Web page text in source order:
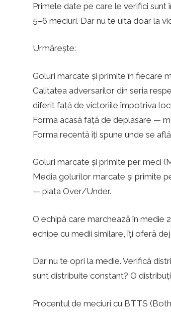
p
e
f
o
t
b
a
l
Primele date pe care le verifici
5–6 meciuri. Dar nu te uita doar la
Urmărește:
Goluri marcate și primite în fiecare
Calitatea adversarilor din seria
diferit față de victoriile împotriva
Forma acasă față de deplasare —
Forma recentă îți spune unde se
Goluri marcate și primite per meci
Media golurilor marcate și primite
— piața Over/Under.
O echipă care marchează în medie
echipe cu medii similare, îți oferă
Dar nu te opri la medie. Verifică
sunt distribuite constant? O
Procentul de meciuri cu BTTS